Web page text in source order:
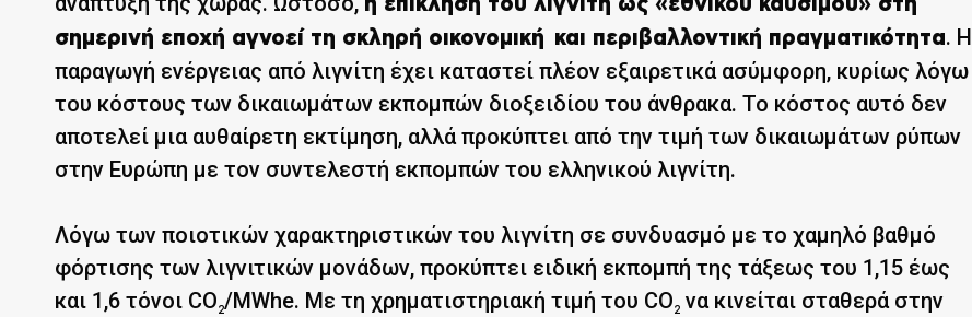
σημερινή εποχή αγνοεί τη σκληρή οικονομική και περιβαλλοντική πραγματικότητα. Η
παραγωγή ενέργειας από λιγνίτη έχει καταστεί πλέον εξαιρετικά ασύμφορη, κυρίως λόγω
του κόστους των δικαιωμάτων εκπομπών διοξειδίου του άνθρακα. Το κόστος αυτό δεν
αποτελεί μια αυθαίρετη εκτίμηση, αλλά προκύπτει από την τιμή των δικαιωμάτων ρύπων
στην Ευρώπη με τον συντελεστή εκπομπών του ελληνικού λιγνίτη.
Λόγω των ποιοτικών χαρακτηριστικών του λιγνίτη σε συνδυασμό με το χαμηλό βαθμό
φόρτισης των λιγνιτικών μονάδων, προκύπτει ειδική εκπομπή της τάξεως του 1,15 έως
και 1,6 τόνοι CO2/MWhe. Με τη χρηματιστηριακή τιμή του CO2 να κινείται σταθερά στην